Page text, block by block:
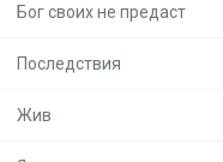
Бог своих не предаст
Последствия
Жив